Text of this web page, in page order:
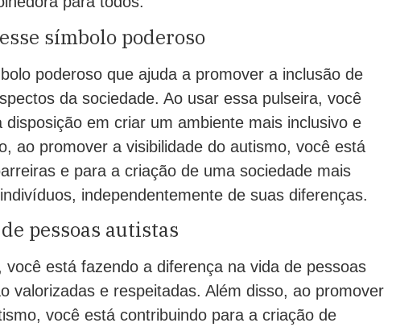
símbolo poderoso
poderoso que ajuda a promover a inclusão de
da sociedade. Ao usar essa pulseira, você
em criar um ambiente mais inclusivo e
ao promover a visibilidade do autismo, você está
e para a criação de uma sociedade mais
independentemente de suas diferenças.
pessoas autistas
está fazendo a diferença na vida de pessoas
valorizadas e respeitadas. Além disso, ao promover
você está contribuindo para a criação de